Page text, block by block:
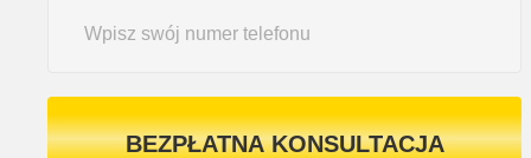
BEZPŁATNA KONSULTACJA